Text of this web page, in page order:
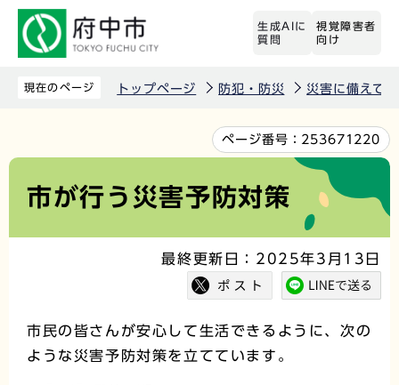
先
す
生成AIに
質問
視覚障害者
向け
現在のページ トップページ 防犯・防災 災害に備えて
文
か
ページ番号： 253671220
市が行う災害予防対策
最終更新日：2025年3月13日
市民の皆さんが安心して生活できるように、次の
ような災害予防対策を立てています。